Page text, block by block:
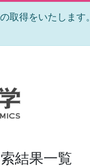
得をいたします。
結果一覧